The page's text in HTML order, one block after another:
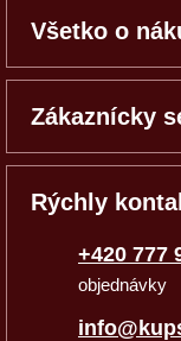
Všetko o
Zákaznícky
Rýchly
+420 777
objednávky